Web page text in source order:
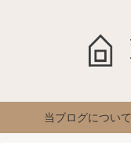
当ブログについて